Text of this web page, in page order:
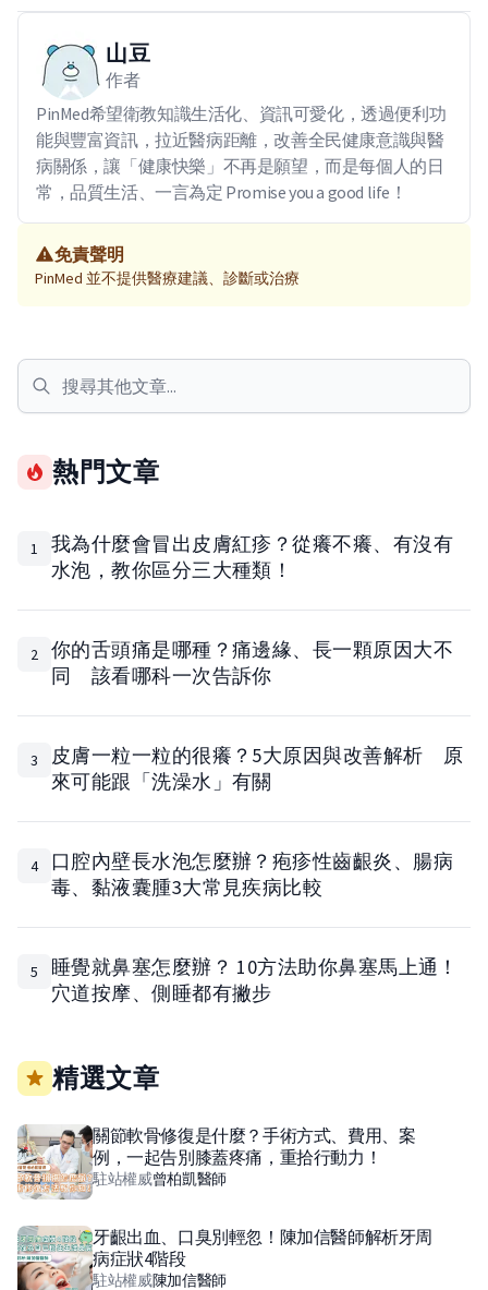
山豆
作者
PinMed希望衛教知識生活化、資訊可愛化，透過便利功
能與豐富資訊，拉近醫病距離，改善全民健康意識與醫
病關係，讓「健康快樂」不再是願望，而是每個人的日
常，品質生活、一言為定 Promise you a good life！
免責聲明
PinMed 並不提供醫療建議、診斷或治療
熱門文章
1
我為什麼會冒出皮膚紅疹？從癢不癢、有沒有
水泡，教你區分三大種類！
2
你的舌頭痛是哪種？痛邊緣、長一顆原因大不
同 該看哪科一次告訴你
3
皮膚一粒一粒的很癢？5大原因與改善解析 原
來可能跟「洗澡水」有關
4
口腔內壁長水泡怎麼辦？疱疹性齒齦炎、腸病
毒、黏液囊腫3大常見疾病比較
5
睡覺就鼻塞怎麼辦？ 10方法助你鼻塞馬上通！
穴道按摩、側睡都有撇步
精選文章
關節軟骨修復是什麼？手術方式、費用、案
例，一起告別膝蓋疼痛，重拾行動力！
駐站權威曾柏凱醫師
牙齦出血、口臭別輕忽！陳加信醫師解析牙周
病症狀4階段
駐站權威陳加信醫師